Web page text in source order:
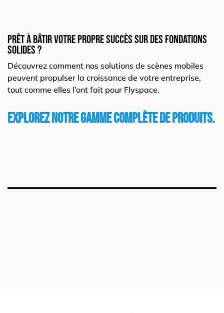
Prêt à bâtir votre propre succès sur des fondations
solides ?
Découvrez comment nos solutions de scènes mobiles
peuvent propulser la croissance de votre entreprise,
tout comme elles l’ont fait pour Flyspace.
Explorez notre gamme complète de produits.